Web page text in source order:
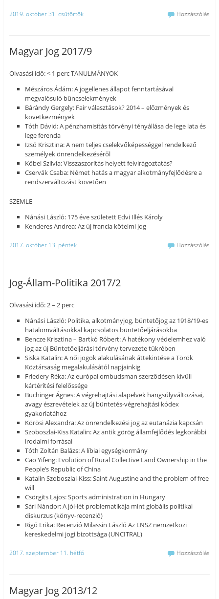
2019. október 31. csütörtök Hozzászólás
Magyar Jog 2017/9
Olvasási idő: < 1 perc TANULMÁNYOK
Mészáros Ádám: A jogellenes állapot fenntartásával
megvalósuló bűncselekmények
Bárándy Gergely: Fair választások? 2014 – előzmények és
következmények
Tóth Dávid: A pénzhamisítás törvényi tényállása de lege lata és
lege ferenda
Izsó Krisztina: A nem teljes cselekvőképességgel rendelkező
személyek önrendelkezéséről
Köbel Szilvia: Visszaszorítás helyett felvirágoztatás?
Cservák Csaba: Német hatás a magyar alkotmányfejlődésre a
rendszerváltozást követően
SZEMLE
Nánási László: 175 éve született Edvi Illés Károly
Kenderes Andrea: Az új francia kötelmi jog
2017. október 13. péntek Hozzászólás
Jog-Állam-Politika 2017/2
Olvasási idő: 2 – 2 perc
Nánási László: Politika, alkotmányjog, büntetőjog az 1918/19-es
hatalomváltásokkal kapcsolatos büntetőeljárásokba
Bencze Krisztina – Bartkó Róbert: A hatékony védelemhez való
jog az új Büntetőeljárási törvény tervezete tükrében
Siska Katalin: A női jogok alakulásának áttekintése a Török
Köztársaság megalakulásától napjainkig
Friedery Réka: Az európai ombudsman szerződésen kívüli
kártérítési felelőssége
Buchinger Ágnes: A végrehajtási alapelvek hangsúlyváltozásai,
avagy észrevételek az új büntetés-végrehajtási kódex
gyakorlatához
Körösi Alexandra: Az önrendelkezési jog az eutanázia kapcsán
Szoboszlai-Kiss Katalin: Az antik görög államfejlődés legkorábbi
irodalmi forrásai
Tóth Zoltán Balázs: A líbiai egységkormány
Cao Yifeng: Evolution of Rural Collective Land Ownership in the
People’s Republic of China
Katalin Szoboszlai-Kiss: Saint Augustine and the problem of free
will
Csörgits Lajos: Sports administration in Hungary
Sári Nándor: A jól-lét problematikája mint globális politikai
diskurzus (könyv-recenzió)
Rigó Erika: Recenzió Milassin László Az ENSZ nemzetközi
kereskedelmi jogi bizottsága (UNCITRAL)
2017. szeptember 11. hétfő Hozzászólás
Magyar Jog 2013/12